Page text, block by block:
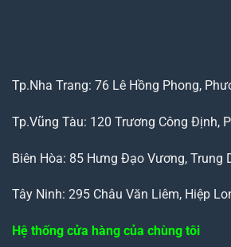
Tp.Nha Trang: 76 Lê Hồng Phong,
Tp.Vũng Tàu: 120 Trương Công Định,
Biên Hòa: 85 Hưng Đạo Vương, Trung
Tây Ninh: 295 Châu Văn Liêm, Hiệp
Hệ thống cửa hàng của chùng tôi